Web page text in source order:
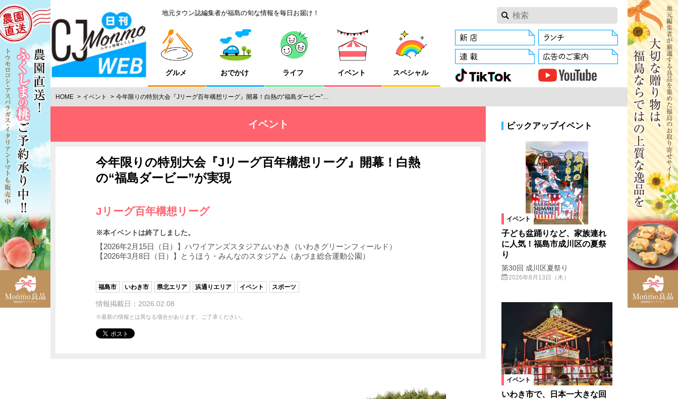
地元タウン誌編集者が福島の旬な情報を毎日お届け！
グルメ おでかけ ライフ イベント スペシャル
HOME イベント 今年限りの特別大会『Jリーグ百年構想リーグ』開幕！白熱の“福島ダービー”…
イベント
今年限りの特別大会『Jリーグ百年構想リーグ』開幕！白熱
の“福島ダービー”が実現
Jリーグ百年構想リーグ
※本イベントは終了しました。
【2026年2月15日（日）】ハワイアンズスタジアムいわき（いわきグリーンフィールド）
【2026年3月8日（日）】とうほう・みんなのスタジアム（あづま総合運動公園）
福島市 いわき市 県北エリア 浜通りエリア イベント スポーツ
情報掲載日：2026.02.08
※最新の情報とは異なる場合があります。ご了承ください。
ピックアップイベント
イベント
子ども盆踊りなど、家族連れ
に人気！福島市成川区の夏祭
り
第30回 成川区夏祭り
2026年8月13日（木）
イベント
いわき市で、日本一大きな回